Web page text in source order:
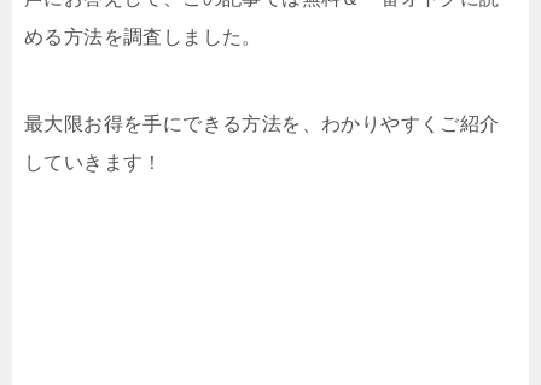
める方法を調査しました。
最大限お得を手にできる方法を、わかりやすくご紹介
していきます！